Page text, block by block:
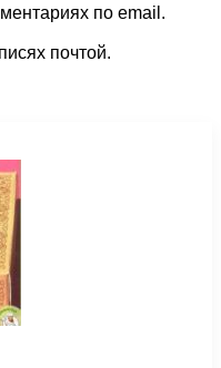
по email.
почтой.